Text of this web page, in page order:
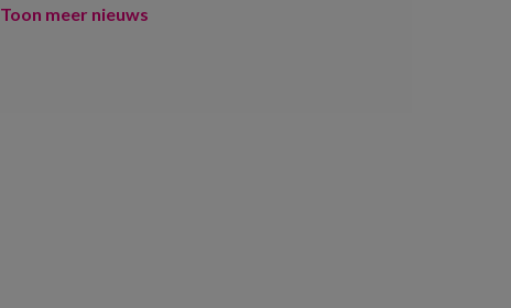
Toon meer nieuws